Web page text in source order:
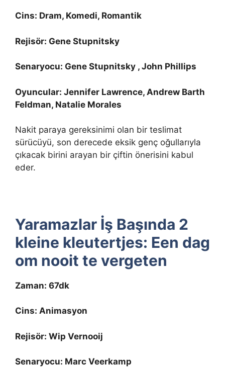
Cins: Dram, Komedi, Romantik
Rejisör: Gene Stupnitsky
Senaryocu: Gene Stupnitsky , John Phillips
Oyuncular: Jennifer Lawrence, Andrew Barth
Feldman, Natalie Morales
Nakit paraya gereksinimi olan bir teslimat
sürücüyü, son derecede eksik genç oğullarıyla
çıkacak birini arayan bir çiftin önerisini kabul
eder.
Yaramazlar İş Başında 2
kleine kleutertjes: Een dag
om nooit te vergeten
Zaman: 67dk
Cins: Animasyon
Rejisör: Wip Vernooij
Senaryocu: Marc Veerkamp